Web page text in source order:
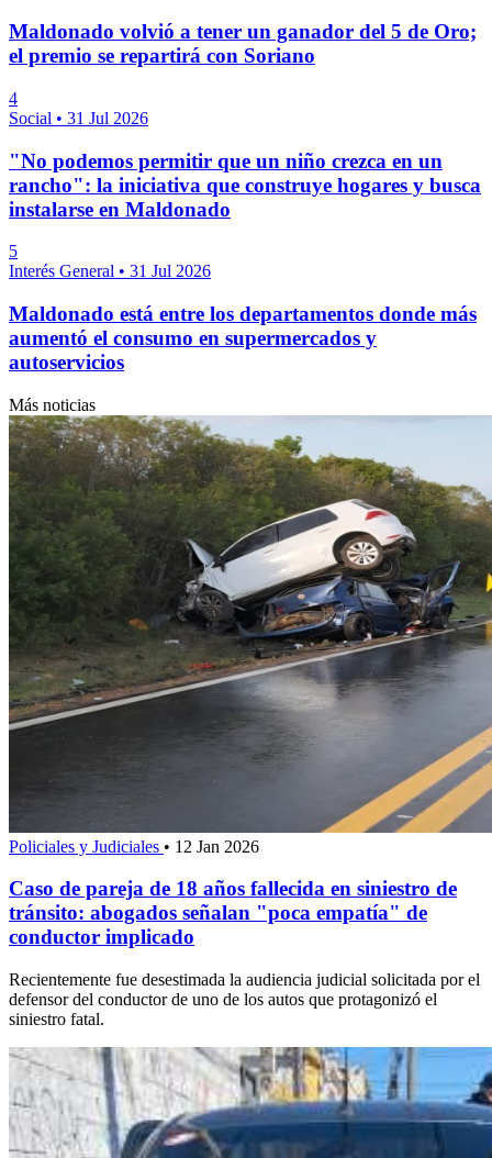
Maldonado volvió a tener un ganador del 5 de Oro;
el premio se repartirá con Soriano
4
Social • 31 Jul 2026
"No podemos permitir que un niño crezca en un
rancho": la iniciativa que construye hogares y busca
instalarse en Maldonado
5
Interés General • 31 Jul 2026
Maldonado está entre los departamentos donde más
aumentó el consumo en supermercados y
autoservicios
Más noticias
Policiales y Judiciales • 12 Jan 2026
Caso de pareja de 18 años fallecida en siniestro de
tránsito: abogados señalan "poca empatía" de
conductor implicado
Recientemente fue desestimada la audiencia judicial solicitada por el
defensor del conductor de uno de los autos que protagonizó el
siniestro fatal.